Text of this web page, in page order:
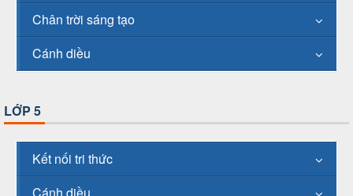
Chân trời sáng tạo
Cánh diều
LỚP 5
Kết nối tri thức
Cánh diều